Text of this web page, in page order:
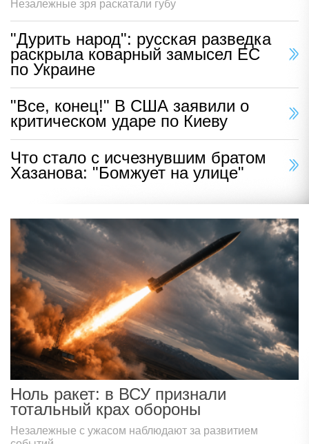
Незалежные зря раскатали губу
"Дурить народ": русская разведка
раскрыла коварный замысел ЕС
по Украине
"Все, конец!" В США заявили о
критическом ударе по Киеву
Что стало с исчезнувшим братом
Хазанова: "Бомжует на улице"
Ноль ракет: в ВСУ признали
тотальный крах обороны
Незалежные с ужасом наблюдают за развитием